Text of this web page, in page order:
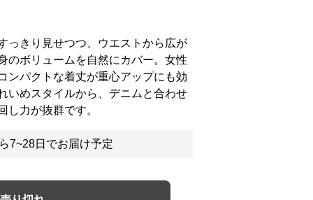
っきり見せつつ、ウエストから広が
のボリュームを自然にカバー。女性
ンパクトな着丈が重心アップにも効
いめスタイルから、デニムと合わせ
し力が抜群です。
7~28日でお届け予定